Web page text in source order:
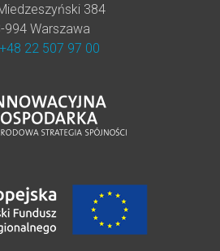
384
994 Warszawa
+48 22 507 97 00